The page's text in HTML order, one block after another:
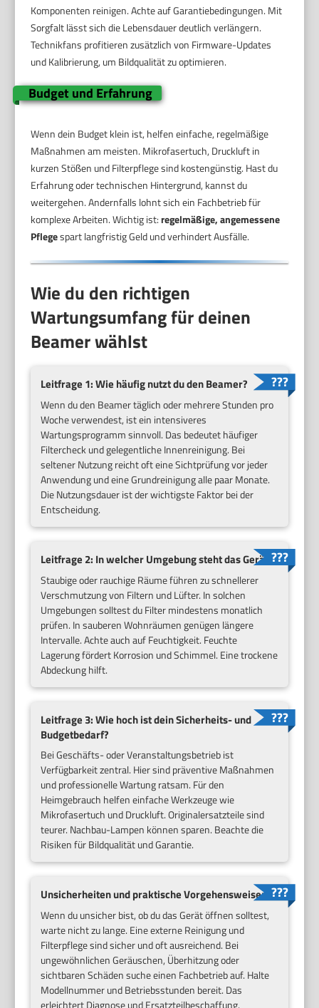
Komponenten reinigen. Achte auf Garantiebedingungen. Mit
Sorgfalt lässt sich die Lebensdauer deutlich verlängern.
Technikfans profitieren zusätzlich von Firmware-Updates
und Kalibrierung, um Bildqualität zu optimieren.
Budget und Erfahrung
Wenn dein Budget klein ist, helfen einfache, regelmäßige
Maßnahmen am meisten. Mikrofasertuch, Druckluft in
kurzen Stößen und Filterpflege sind kostengünstig. Hast du
Erfahrung oder technischen Hintergrund, kannst du
weitergehen. Andernfalls lohnt sich ein Fachbetrieb für
komplexe Arbeiten. Wichtig ist:regelmäßige, angemessene
Pflegespart langfristig Geld und verhindert Ausfälle.
Wie du den richtigen
Wartungsumfang für deinen
Beamer wählst
Leitfrage 1: Wie häufig nutzt du den Beamer?
Wenn du den Beamer täglich oder mehrere Stunden pro
Woche verwendest, ist ein intensiveres
Wartungsprogramm sinnvoll. Das bedeutet häufiger
Filtercheck und gelegentliche Innenreinigung. Bei
seltener Nutzung reicht oft eine Sichtprüfung vor jeder
Anwendung und eine Grundreinigung alle paar Monate.
Die Nutzungsdauer ist der wichtigste Faktor bei der
Entscheidung.
Leitfrage 2: In welcher Umgebung steht das Gerät?
Staubige oder rauchige Räume führen zu schnellerer
Verschmutzung von Filtern und Lüfter. In solchen
Umgebungen solltest du Filter mindestens monatlich
prüfen. In sauberen Wohnräumen genügen längere
Intervalle. Achte auch auf Feuchtigkeit. Feuchte
Lagerung fördert Korrosion und Schimmel. Eine trockene
Abdeckung hilft.
Leitfrage 3: Wie hoch ist dein Sicherheits- und
Budgetbedarf?
Bei Geschäfts- oder Veranstaltungsbetrieb ist
Verfügbarkeit zentral. Hier sind präventive Maßnahmen
und professionelle Wartung ratsam. Für den
Heimgebrauch helfen einfache Werkzeuge wie
Mikrofasertuch und Druckluft. Originalersatzteile sind
teurer. Nachbau-Lampen können sparen. Beachte die
Risiken für Bildqualität und Garantie.
Unsicherheiten und praktische Vorgehensweisen
Wenn du unsicher bist, ob du das Gerät öffnen solltest,
warte nicht zu lange. Eine externe Reinigung und
Filterpflege sind sicher und oft ausreichend. Bei
ungewöhnlichen Geräuschen, Überhitzung oder
sichtbaren Schäden suche einen Fachbetrieb auf. Halte
Modellnummer und Betriebsstunden bereit. Das
erleichtert Diagnose und Ersatzteilbeschaffung.